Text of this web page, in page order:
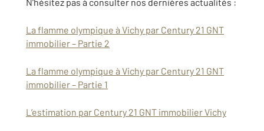
N’hésitez pas à consulter nos dernières actualités :
La flamme olympique à Vichy par Century 21 GNT
immobilier – Partie 2
La flamme olympique à Vichy par Century 21 GNT
immobilier – Partie 1
L’estimation par Century 21 GNT immobilier Vichy